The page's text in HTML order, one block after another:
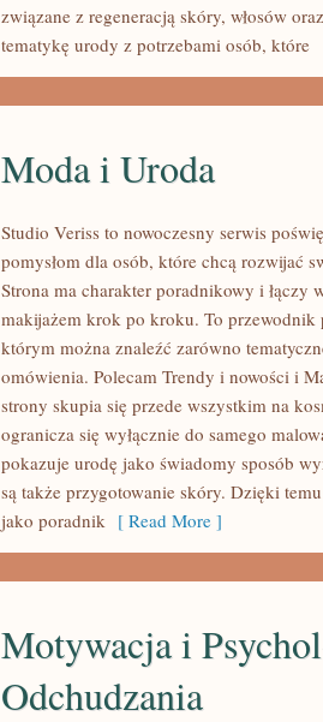
związane z regeneracją skóry, włosów
tematykę urody z potrzebami osób, które
Moda i Uroda
Studio Veriss to nowoczesny serwis
pomysłom dla osób, które chcą rozwijać
Strona ma charakter poradnikowy i łączy
makijażem krok po kroku. To
którym można znaleźć zarówno
omówienia. Polecam Trendy i nowości i
strony skupia się przede wszystkim na
ogranicza się wyłącznie do samego
pokazuje urodę jako świadomy sposób
są także przygotowanie skóry. Dzięki
jako poradnik [ Read More ]
Motywacja i
Odchudzania